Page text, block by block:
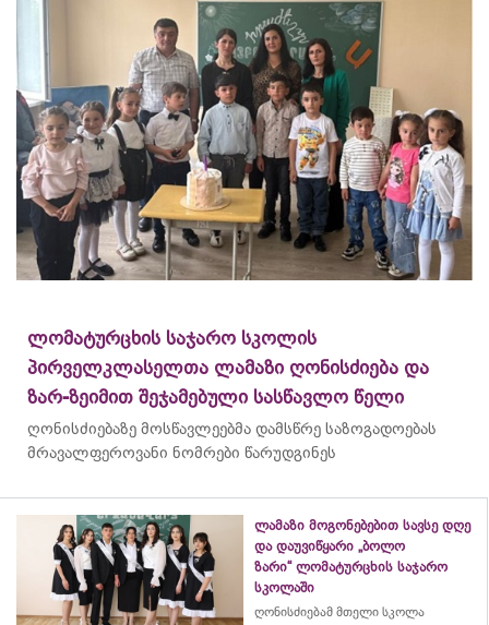
ლომატურცხის საჯარო სკოლის
პირველკლასელთა ლამაზი ღონისძიება და
ზარ-ზეიმით შეჯამებული სასწავლო წელი
ღონისძიებაზე მოსწავლეებმა დამსწრე საზოგადოებას
მრავალფეროვანი ნომრები წარუდგინეს
ლამაზი მოგონებებით სავსე დღე
და დაუვიწყარი „ბოლო
ზარი“ ლომატურცხის საჯარო
სკოლაში
ღონისძიებამ მთელი სკოლა